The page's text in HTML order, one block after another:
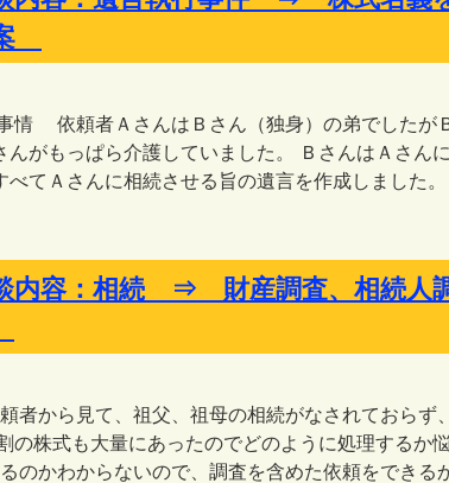
情 依頼者ＡさんはＢさん（独身）の弟でしたが
がもっぱら介護していました。 ＢさんはＡさん
てＡさんに相続させる旨の遺言を作成しました。
内容：相続 ⇒ 財産調査、相続人
から見て、祖父、祖母の相続がなされておらず
の株式も大量にあったのでどのように処理するか
かわからないので、調査を含めた依頼をできる